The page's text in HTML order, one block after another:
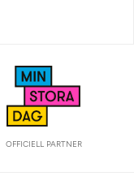
OFFICIELL PARTNER